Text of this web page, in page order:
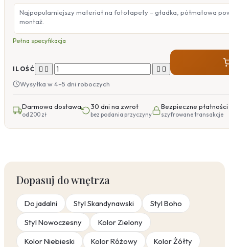
Najpopularniejszy materiał na fototapety – gładka, półmatowa
montaż.
Pełna specyfikacja
ILOŚĆ    
Wysyłka w 4–5 dni roboczych
Darmowa dostawa
od 200 zł
30 dni na zwrot
bez podania przyczyny
Bezpieczne płatności
szyfrowane transakcje
Dopasuj do wnętrza
Do jadalni Styl Skandynawski
Styl Boho
Styl Nowoczesny
Kolor Zielony
Kolor Niebieski
Kolor Różowy Kolor Żółty